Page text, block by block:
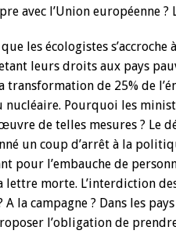
avec l’Union européenne ?
les écologistes
leurs droits aux pays
transformation de 25% de
nucléaire. Pourquoi les
de telles mesures ? Le
un coup d’arrêt à la
pour l’embauche de
lettre morte. L’interdiction
A la campagne ? Dans les
l’obligation de